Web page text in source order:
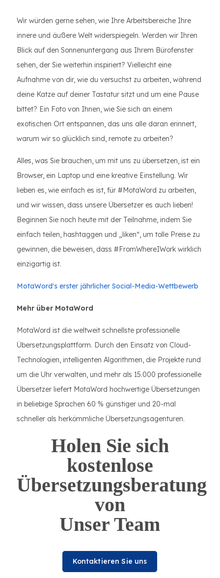
Wir würden gerne sehen, wie Ihre Arbeitsbereiche Ihre
innere und äußere Welt widerspiegeln. Werden wir Ihren
Blick auf den Sonnenuntergang aus Ihrem Bürofenster
sehen, der Sie weiterhin inspiriert? Vielleicht eine
Aufnahme von dir, wie du versuchst zu arbeiten, während
deine Katze auf deiner Tastatur sitzt und um eine Pause
bittet? Ein Foto von Ihnen, wie Sie sich an einem
exotischen Ort entspannen, das uns alle daran erinnert,
warum wir so glücklich sind, remote zu arbeiten?
Alles, was Sie brauchen, um mit uns zu übersetzen, ist ein
Browser, ein Laptop und eine kreative Einstellung. Wir
lieben es, wie einfach es ist, für #MotaWord zu arbeiten,
und wir wissen, dass unsere Übersetzer es auch lieben!
Beginnen Sie noch heute mit der Teilnahme, indem Sie
einfach teilen, hashtaggen und „liken“, um tolle Preise zu
gewinnen, die beweisen, dass #FromWhereIWork wirklich
einzigartig ist.
MotaWord's erster jährlicher Social-Media-Wettbewerb
Mehr über MotaWord
MotaWord ist die weltweit schnellste professionelle
Übersetzungsplattform. Durch den Einsatz von Cloud-
Technologien, intelligenten Algorithmen, die Projekte rund
um die Uhr verwalten, und mehr als 15.000 professionelle
Übersetzer liefert MotaWord hochwertige Übersetzungen
in beliebige Sprachen 60 % günstiger und 20-mal
schneller als herkömmliche Übersetzungsagenturen.
Holen Sie sich
kostenlose
Übersetzungsberatung
von
Unser Team
Kontaktieren Sie uns